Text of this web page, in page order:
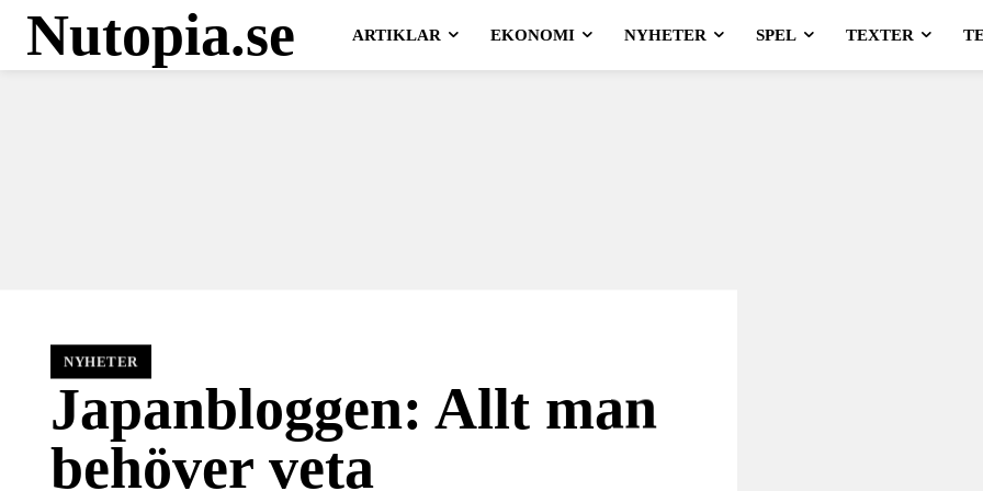
Nutopia.se ARTIKLAR EKONOMI NYHETER SPEL TEXTER
NYHETER
Japanbloggen: Allt man
behöver veta